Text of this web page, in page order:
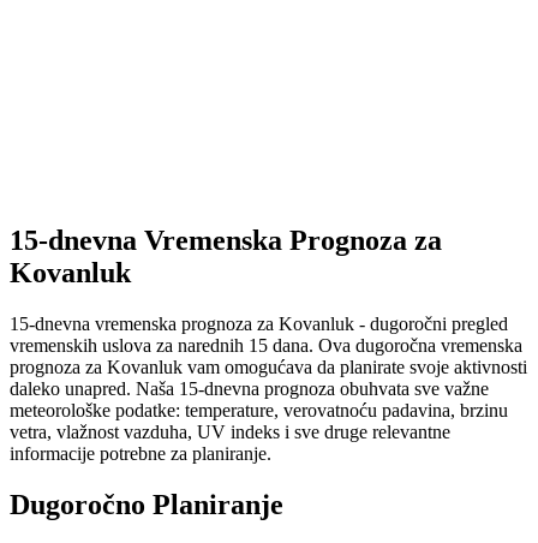
15-dnevna Vremenska Prognoza za
Kovanluk
15-dnevna vremenska prognoza za Kovanluk - dugoročni pregled
vremenskih uslova za narednih 15 dana. Ova dugoročna vremenska
prognoza za Kovanluk vam omogućava da planirate svoje aktivnosti
daleko unapred. Naša 15-dnevna prognoza obuhvata sve važne
meteorološke podatke: temperature, verovatnoću padavina, brzinu
vetra, vlažnost vazduha, UV indeks i sve druge relevantne
informacije potrebne za planiranje.
Dugoročno Planiranje